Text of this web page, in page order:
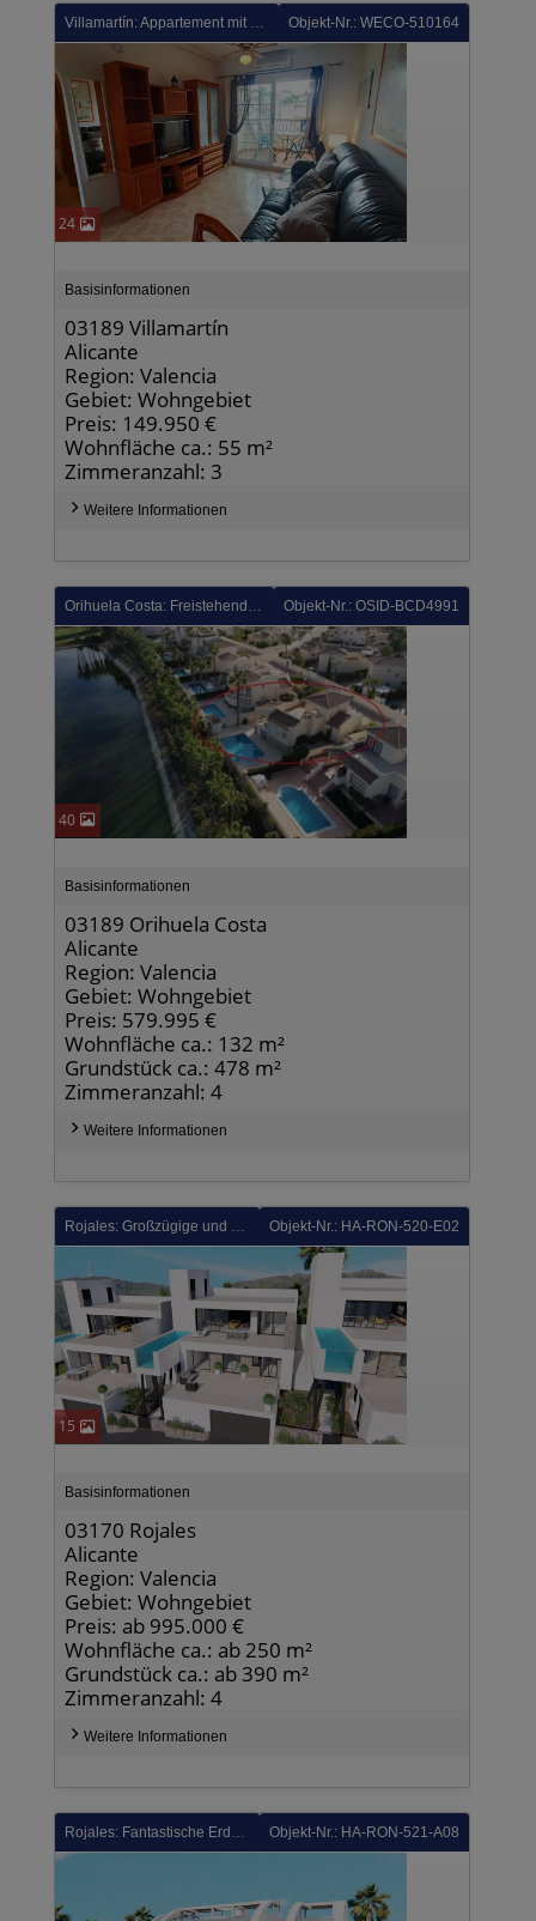
Villamartín: Appartement mit 2 Schlafzimmern, 1 Bad, Dachterrasse und Gemeinschaftspool Objekt-Nr.: WECO-510164
24
Basisinformationen
03189 Villamartín
Alicante
Region: Valencia
Gebiet: Wohngebiet
Preis: 149.950 €
Wohnfläche ca.: 55 m²
Zimmeranzahl: 3
Weitere Informationen
Orihuela Costa: Freistehende Villa mit privatem Pool, Garage und herrlicher Aussicht am Golfplatz Las Ramblas Objekt-Nr.: OSID-BCD4991
40
Basisinformationen
03189 Orihuela Costa
Alicante
Region: Valencia
Gebiet: Wohngebiet
Preis: 579.995 €
Wohnfläche ca.: 132 m²
Grundstück ca.: 478 m²
Zimmeranzahl: 4
Weitere Informationen
Objekt-Nr.: HA-RON-520-E02
15
Basisinformationen
03170 Rojales
Alicante
Region: Valencia
Gebiet: Wohngebiet
Preis: ab 995.000 €
Wohnfläche ca.: ab 250 m²
Grundstück ca.: ab 390 m²
Zimmeranzahl: 4
Weitere Informationen
Rojales: Fantastische Erdgeschoss-Wohnungen mit Meerblick und Privatpool in wunderschöner Anlage mit beheiztem Innenpool und Sauna Objekt-Nr.: HA-RON-521-A08